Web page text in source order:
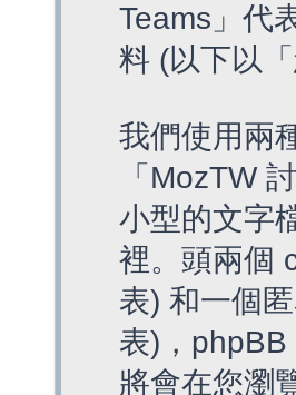
Teams」代
料 (以下以
我們使用兩
「MozTW
小型的文字
裡。頭兩個
表) 和一個
表)，
將會在您瀏